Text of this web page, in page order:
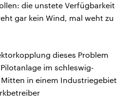
die unstete Verfügbarkeit
gar kein Wind, mal weht zu
dieses Problem
im schleswig-
in einem Industriegebiet